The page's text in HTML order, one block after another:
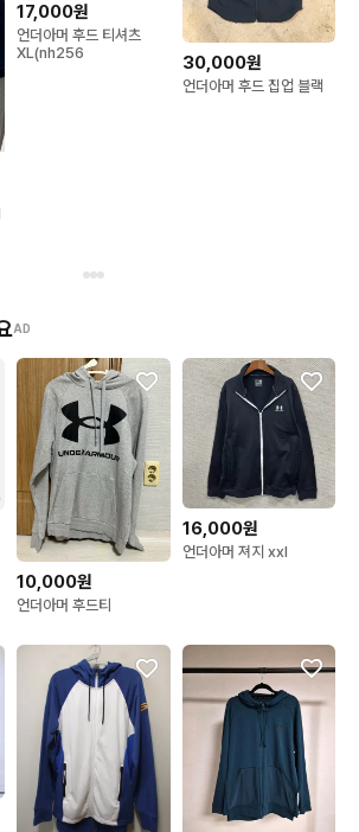
17,000원
언더아머 후드 티셔츠
XL(nh256
30,000원
언더아머 후드 집업 블랙
AD
10,000원
언더아머 후드티
16,000원
언더아머 져지 xxl